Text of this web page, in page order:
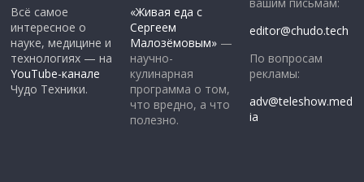
Всё самое
интересное о
науке, медицине и
технологиях — на
YouTube-канале
Чудо Техники.
«Живая еда с
Сергеем
Малозёмовым» —
научно-
кулинарная
программа о том,
что вредно, а что
полезно.
editor@chudo.tech
По вопросам
рекламы:
adv@teleshow.med
ia